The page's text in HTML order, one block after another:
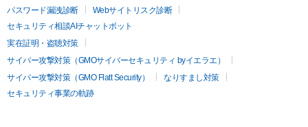
パスワード漏洩診断
Webサイトリスク診断
セキュリティ相談AIチャットボット
実在証明・盗聴対策
サイバー攻撃対策（GMOサイバーセキュリティ byイエラエ）
サイバー攻撃対策（GMO Flatt Security）
なりすまし対策
セキュリティ事業の軌跡